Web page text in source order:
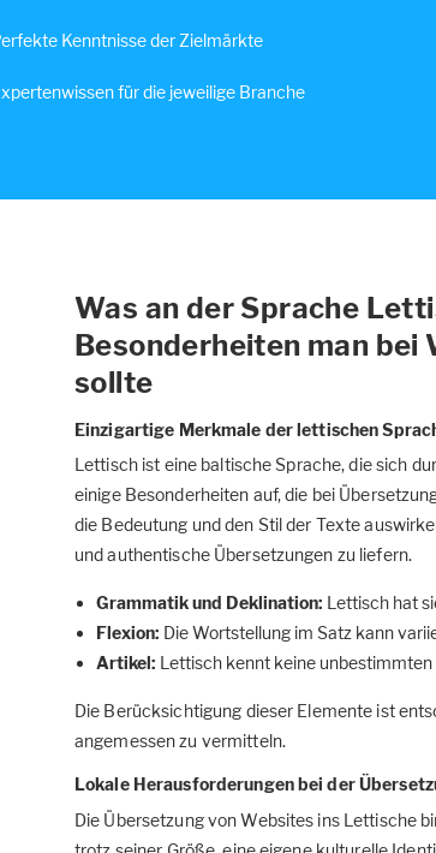
Kenntnisse der Zielmärkte
für die jeweilige Branche
Was an der Sprache
Besonderheiten man bei
sollte
Einzigartige Merkmale der lettischen
Lettisch ist eine baltische Sprache, die sich
einige Besonderheiten auf, die bei
die Bedeutung und den Stil der Texte
und authentische Übersetzungen zu liefern.
Grammatik und Deklination: Lettisch hat
Flexion: Die Wortstellung im Satz kann
Artikel: Lettisch kennt keine
Die Berücksichtigung dieser Elemente ist
angemessen zu vermitteln.
Lokale Herausforderungen bei der
Die Übersetzung von Websites ins Lettische